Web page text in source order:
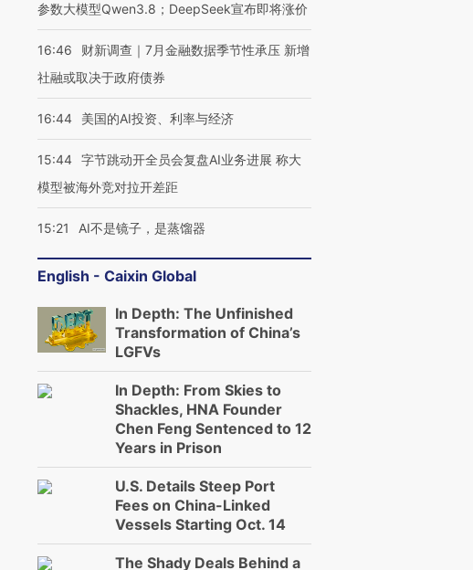
参数大模型Qwen3.8；DeepSeek宣布即将涨价
16:46
财新调查｜7月金融数据季节性承压 新增
社融或取决于政府债券
16:44 美国的AI投资、利率与经济
15:44 字节跳动开全员会复盘AI业务进展 称大
模型被海外竞对拉开差距
15:21 AI不是镜子，是蒸馏器
English - Caixin Global
In Depth: The Unfinished
Transformation of China’s
LGFVs
In Depth: From Skies to
Shackles, HNA Founder
Chen Feng Sentenced to 12
Years in Prison
U.S. Details Steep Port
Fees on China-Linked
Vessels Starting Oct. 14
The Shady Deals Behind a